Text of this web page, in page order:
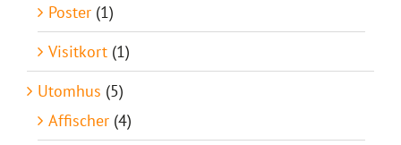
Poster (1)
Visitkort (1)
Utomhus (5)
Affischer (4)